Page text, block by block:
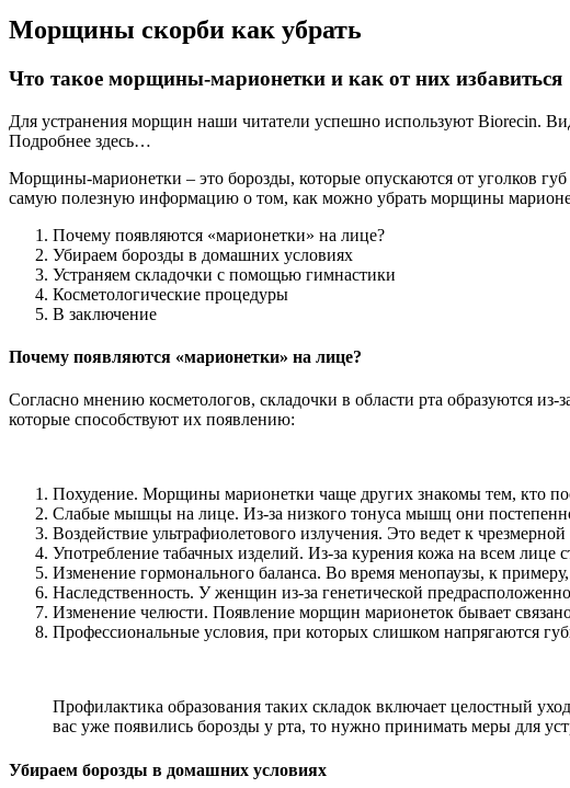
Морщины скорби как убрать
Что такое морщины-марионетки и как от них избавиться
Для устранения морщин наши читатели успешно используют Biorecin.
Подробнее здесь…
Морщины-марионетки – это борозды, которые опускаются от уголков
самую полезную информацию о том, как можно убрать морщины
Почему появляются «марионетки» на лице?
Убираем борозды в домашних условиях
Устраняем складочки с помощью гимнастики
Косметологические процедуры
В заключение
Почему появляются «марионетки» на лице?
Согласно мнению косметологов, складочки в области рта образуются
которые способствуют их появлению:
Похудение. Морщины марионетки чаще других знакомы тем, кто
Слабые мышцы на лице. Из-за низкого тонуса мышц они
Воздействие ультрафиолетового излучения. Это ведет к
Употребление табачных изделий. Из-за курения кожа на всем лице
Изменение гормонального баланса. Во время менопаузы, к
Наследственность. У женщин из-за генетической
Изменение челюсти. Появление морщин марионеток бывает
Профессиональные условия, при которых слишком напрягаются
Профилактика образования таких складок включает целостный
вас уже появились борозды у рта, то нужно принимать меры для
Убираем борозды в домашних условиях